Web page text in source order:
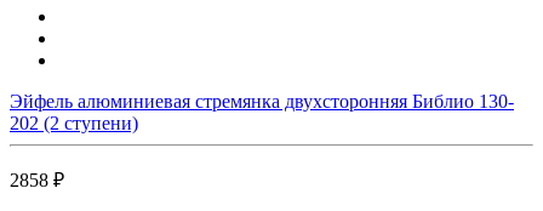
Эйфель алюминиевая стремянка двухсторонняя Библио 130-
202 (2 ступени)
2858 ₽